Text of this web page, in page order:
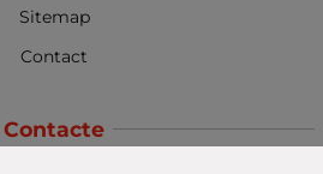
Sitemap
Contact
Contacte